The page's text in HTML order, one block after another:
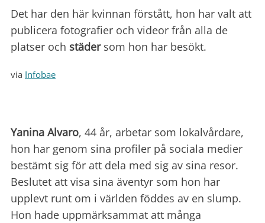
Det har den här kvinnan förstått, hon har valt att
publicera fotografier och videor från alla de
platser och städersom hon har besökt.
via Infobae
Yanina Alvaro, 44 år, arbetar som lokalvårdare,
hon har genom sina profiler på sociala medier
bestämt sig för att dela med sig av sina resor.
Beslutet att visa sina äventyr som hon har
upplevt runt om i världen föddes av en slump.
Hon hade uppmärksammat att många